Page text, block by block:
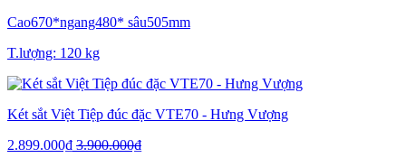
Cao670*ngang480* sâu505mm
T.lượng: 120 kg
Két sắt Việt Tiệp đúc đặc VTE70 - Hưng Vượng
2.899.000₫ 3.900.000₫